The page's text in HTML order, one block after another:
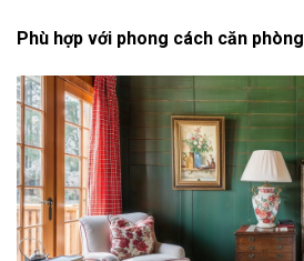
Phù hợp với phong cách căn phòng